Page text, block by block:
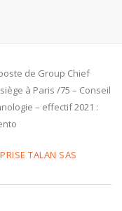
de Group Chief
à Paris /75 – Conseil
– effectif 2021 :
TALAN SAS